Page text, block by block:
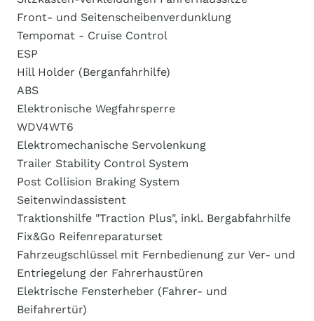
Front- und Seitenscheibenverdunklung
Tempomat - Cruise Control
ESP
Hill Holder (Berganfahrhilfe)
ABS
Elektronische Wegfahrsperre
WDV4WT6
Elektromechanische Servolenkung
Trailer Stability Control System
Post Collision Braking System
Seitenwindassistent
Traktionshilfe "Traction Plus", inkl. Bergabfahrhilfe
Fix&Go Reifenreparaturset
Fahrzeugschlüssel mit Fernbedienung zur Ver- und
Entriegelung der Fahrerhaustüren
Elektrische Fensterheber (Fahrer- und
Beifahrertür)